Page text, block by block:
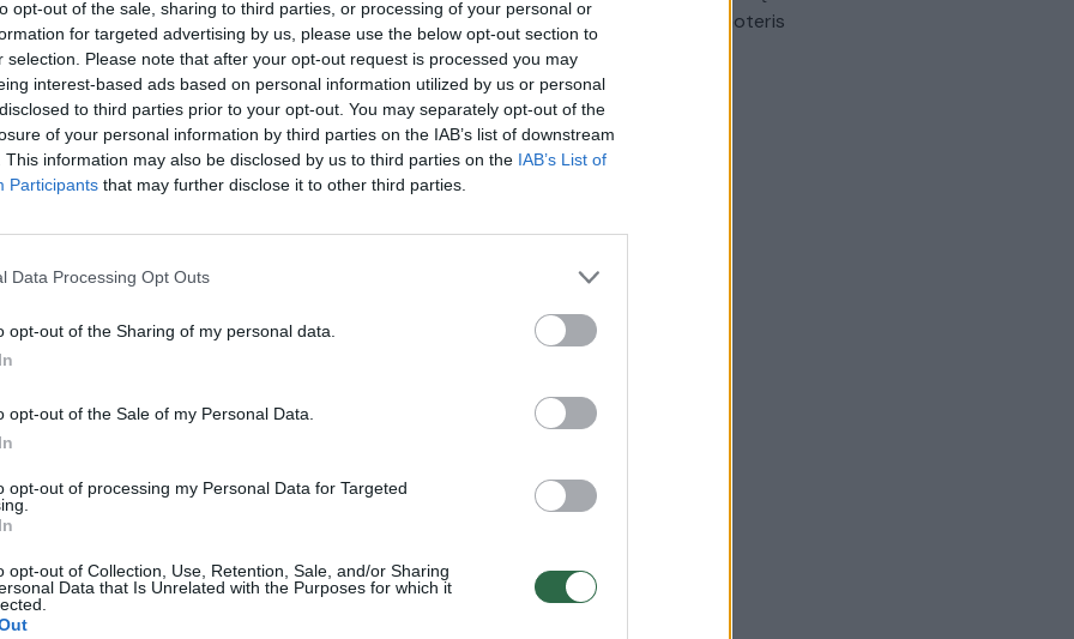
opt-out of the sale, sharing to third parties, or processing of your personal or
for targeted advertising by us, please use the below opt-out section to
selection. Please note that after your opt-out request is processed you may
interest-based ads based on personal information utilized by us or personal
to third parties prior to your opt-out. You may separately opt-out of the
of your personal information by third parties on the IAB’s list of downstream
This information may also be disclosed by us to third parties on the IAB’s List of
Participants that may further disclose it to other third parties.
Data Processing Opt Outs
opt-out of the Sharing of my personal data.
opt-out of the Sale of my Personal Data.
opt-out of processing my Personal Data for Targeted
opt-out of Collection, Use, Retention, Sale, and/or Sharing
Data that Is Unrelated with the Purposes for which it
žuvo dviratininkė rajonas
Karšta A. Kasparavičiaus ir Ž Pavilionio
Kuprines pasvėrę specialistai įspėja apie
pavojingą įprotį: tą daro daugiau nei pusė
Žinios | Lietuvos diena
automobilis sužalojo dvi moteris
Žinios